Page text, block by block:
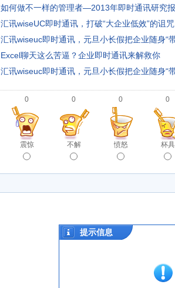
如何做不一样的管理者—2013年即时通讯研究
汇讯wiseUC即时通讯，打破“大企业低效”的诅咒
汇讯wiseuc即时通讯，元旦小长假把企业随身“
Excel聊天这么苦逼？企业即时通讯来解救你
汇讯wiseuc即时通讯，元旦小长假把企业随身“
0
震惊
0
不解
0
愤怒
0
杯具